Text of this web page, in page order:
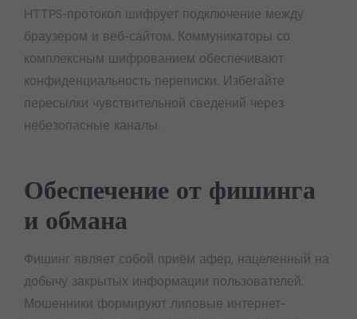
HTTPS-протокол шифрует подключение между
браузером и веб-сайтом. Коммуникаторы со
комплексным шифрованием обеспечивают
конфиденциальность переписки. Избегайте
пересылки чувствительной сведений через
небезопасные каналы.
Обеспечение от фишинга
и обмана
Фишинг являет собой приём афер, нацеленный на
добычу закрытых информации пользователей.
Мошенники формируют липовые интернет-